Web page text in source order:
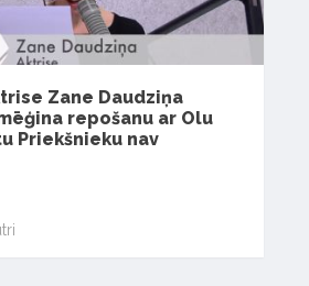
Zane Daudziņa
repošanu ar Olu
Priekšnieku nav